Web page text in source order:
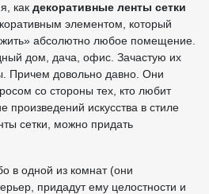
как декоративные ленты сетки
элементом, который
абсолютно любое помещение.
дом, дача, офис. Зачастую их
Причем довольно давно. Они
со стороны тех, кто любит
произведений искусства в стиле
сетки, можно придать
в одной из комнат (они
придадут ему целостности и